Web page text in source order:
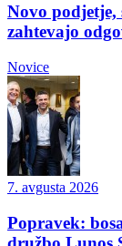
Novo
zahtevajo
Novice
7. avgusta 2026
Popravek: